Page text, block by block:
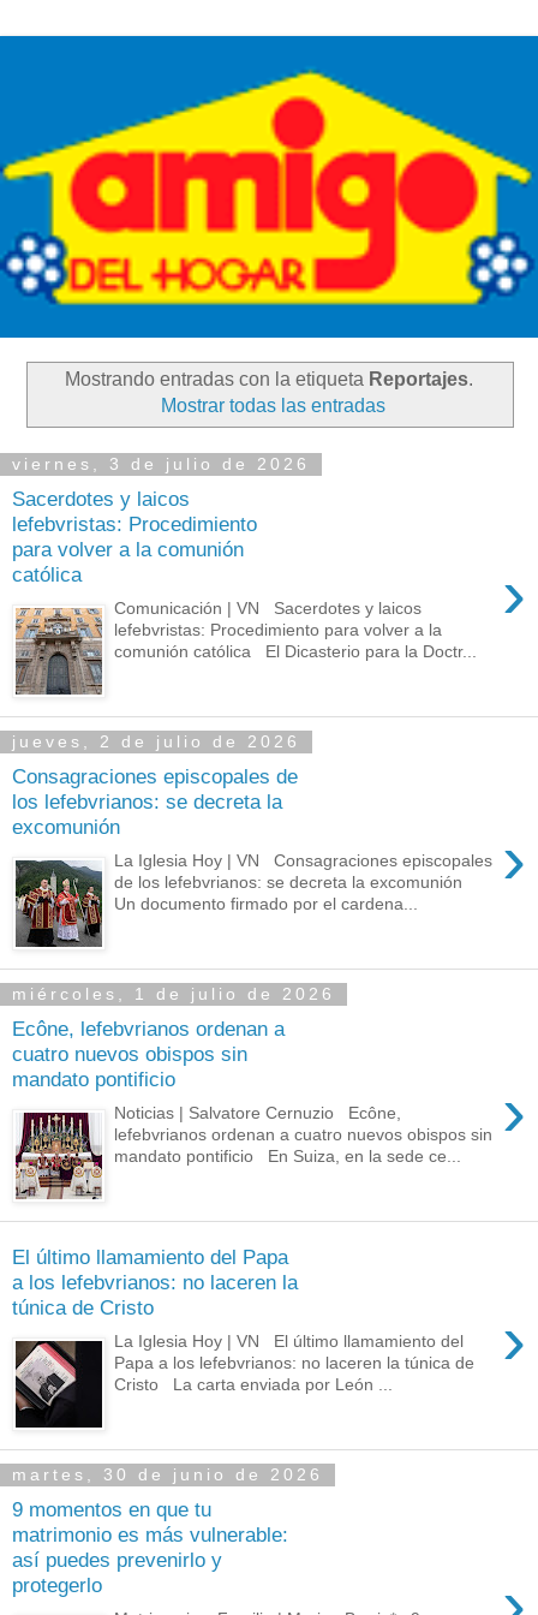
Mostrando entradas con la etiqueta Reportajes.
Mostrar todas las entradas
viernes, 3 de julio de 2026
Sacerdotes y laicos
lefebvristas: Procedimiento
para volver a la comunión
católica
›
Comunicación | VN Sacerdotes y laicos
lefebvristas: Procedimiento para volver a la
comunión católica El Dicasterio para la Doctr...
jueves, 2 de julio de 2026
Consagraciones episcopales de
los lefebvrianos: se decreta la
excomunión
›
La Iglesia Hoy | VN Consagraciones episcopales
de los lefebvrianos: se decreta la excomunión
Un documento firmado por el cardena...
miércoles, 1 de julio de 2026
Ecône, lefebvrianos ordenan a
cuatro nuevos obispos sin
mandato pontificio
›
Noticias | Salvatore Cernuzio Ecône,
lefebvrianos ordenan a cuatro nuevos obispos sin
mandato pontificio En Suiza, en la sede ce...
El último llamamiento del Papa
a los lefebvrianos: no laceren la
túnica de Cristo
›
La Iglesia Hoy | VN El último llamamiento del
Papa a los lefebvrianos: no laceren la túnica de
Cristo La carta enviada por León ...
martes, 30 de junio de 2026
9 momentos en que tu
matrimonio es más vulnerable:
así puedes prevenirlo y
protegerlo